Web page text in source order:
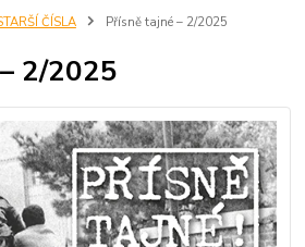
ČÍSLA Přísně tajné – 2/2025
2/2025